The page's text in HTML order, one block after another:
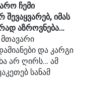
ჩემი
იმას
აზროვნება…
და კარგი
არ ღირს… ამ
სანამ